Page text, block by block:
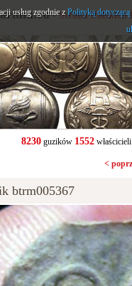
- Strona Polskich
8230guzików 1552właścicieli
<
btrm005367
usług zgodnie zPolityką dotyczącą